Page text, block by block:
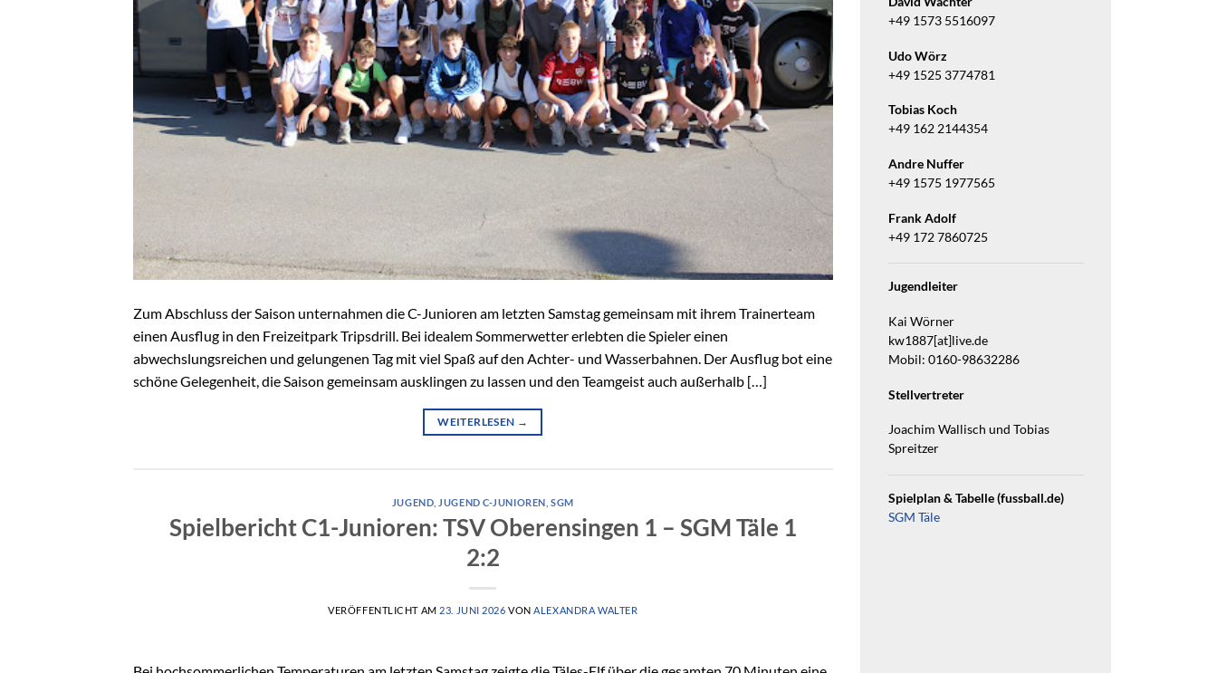
Zum Abschluss der Saison unternahmen die C-Junioren am letzten Samstag gemeinsam mit ihrem Trainerteam
einen Ausflug in den Freizeitpark Tripsdrill. Bei idealem Sommerwetter erlebten die Spieler einen
abwechslungsreichen und gelungenen Tag mit viel Spaß auf den Achter- und Wasserbahnen. Der Ausflug bot eine
schöne Gelegenheit, die Saison gemeinsam ausklingen zu lassen und den Teamgeist auch außerhalb […]
WEITERLESEN →
JUGEND JUGEND C-JUNIOREN SGM
Spielbericht C1-Junioren: TSV Oberensingen 1 – SGM Täle 1
2:2
VERÖFFENTLICHT AM 23. JUNI 2026 VON ALEXANDRA WALTER
+49 1573 5516097
Udo Wörz
+49 1525 3774781
Tobias Koch
+49 162 2144354
Andre Nuffer
+49 1575 1977565
Frank Adolf
+49 172 7860725
Jugendleiter
Kai Wörner
kw1887[at]live.de
Mobil: 0160-98632286
Stellvertreter
Joachim Wallisch und Tobias
Spreitzer
Spielplan & Tabelle (fussball.de)
SGM Täle